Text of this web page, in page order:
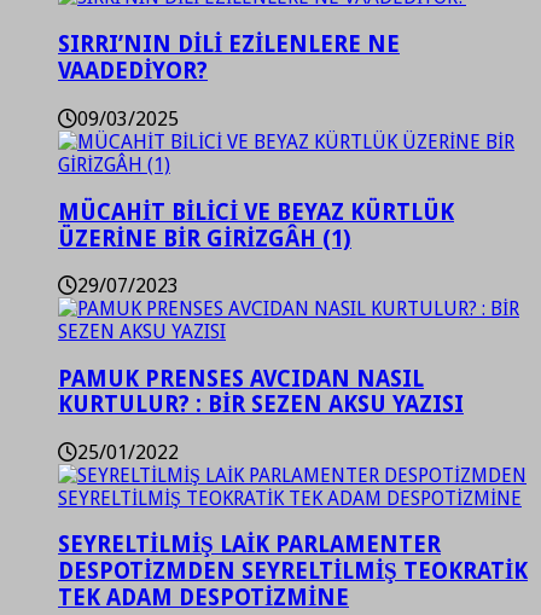
SIRRI’NIN DİLİ EZİLENLERE NE
VAADEDİYOR?
09/03/2025
MÜCAHİT BİLİCİ VE BEYAZ KÜRTLÜK
ÜZERİNE BİR GİRİZGÂH (1)
29/07/2023
PAMUK PRENSES AVCIDAN NASIL
KURTULUR? : BİR SEZEN AKSU YAZISI
25/01/2022
SEYRELTİLMİŞ LAİK PARLAMENTER
DESPOTİZMDEN SEYRELTİLMİŞ TEOKRATİK
TEK ADAM DESPOTİZMİNE